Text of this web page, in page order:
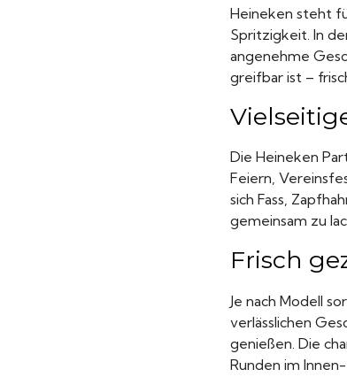
Heineken steht
Spritzigkeit. In
angenehme
greifbar ist –
Die Heineken
Feiern,
sich Fass,
gemeinsam zu
Frisch
Je nach Modell
verlässlichen
genießen. Die
Runden im